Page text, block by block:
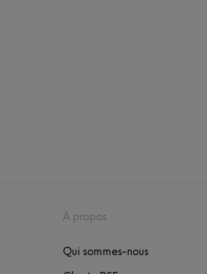
À propos
Qui sommes-nous